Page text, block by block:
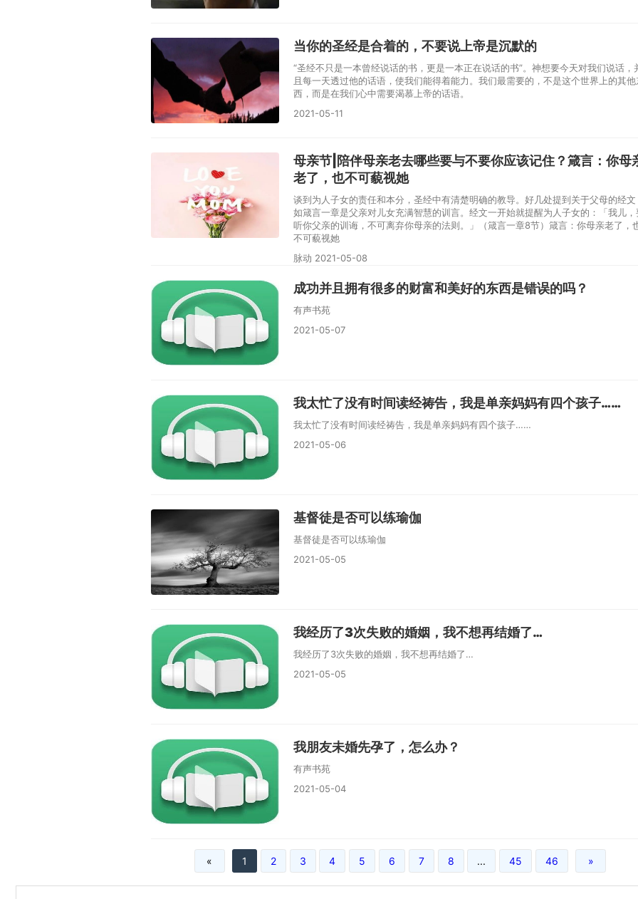
当你的圣经是合着的，不要说上帝是沉默的
“圣经不只是一本曾经说话的书，更是一本正在说话的书”。神想要今天对我们说话，
且每一天透过他的话语，使我们能得着能力。我们最需要的，不是这个世界上的其他
西，而是在我们心中需要渴慕上帝的话语。
2021-05-11
母亲节|陪伴母亲老去哪些要与不要你应该记住？箴言：你母
老了，也不可藐视她
谈到为人子女的责任和本分，圣经中有清楚明确的教导。好几处提到关于父母的经文
如箴言一章是父亲对儿女充满智慧的训言。经文一开始就提醒为人子女的：「我儿，
听你父亲的训诲，不可离弃你母亲的法则。」（箴言一章8节）箴言：你母亲老了，
不可藐视她
脉动 2021-05-08
成功并且拥有很多的财富和美好的东西是错误的吗？
有声书苑
2021-05-07
我太忙了没有时间读经祷告，我是单亲妈妈有四个孩子……
我太忙了没有时间读经祷告，我是单亲妈妈有四个孩子……
2021-05-06
基督徒是否可以练瑜伽
基督徒是否可以练瑜伽
2021-05-05
我经历了3次失败的婚姻，我不想再结婚了…
我经历了3次失败的婚姻，我不想再结婚了…
2021-05-05
我朋友未婚先孕了，怎么办？
有声书苑
2021-05-04
« 1 2 3 4 5 6 7 8 ... 45 46 »